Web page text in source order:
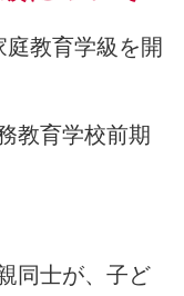
育学級を開
育学校前期
が、子ど